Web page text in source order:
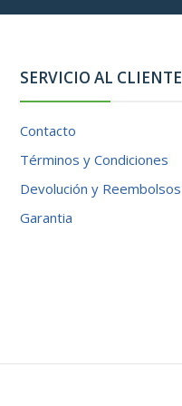
SERVICIO AL CLIENTE
Contacto
Términos y Condiciones
Devolución y Reembolsos
Garantia